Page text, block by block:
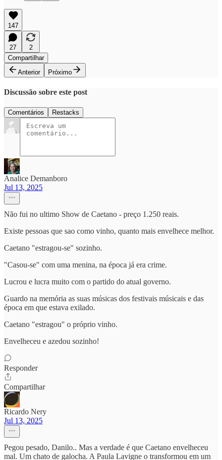
147
27
2
Compartilhar
Anterior
Próximo
Discussão sobre este post
Comentários Restacks
Analice Demanboro
Jul 13, 2025
Não fui no ultimo Show de Caetano - preço 1.250 reais.
Existe pessoas que sao como vinho, quanto mais envelhece melhor.
Caetano "estragou-se" sozinho.
"Casou-se" com uma menina, na época já era crime.
Lucrou e lucra muito com o partido do atual governo.
Guardo na memória as suas músicas dos festivais músicais e das
época em que estava exilado.
Caetano "estragou" o próprio vinho.
Envelheceu e azedou sozinho!
Responder
Compartilhar
Ricardo Nery
Jul 13, 2025
Pegou pesado, Danilo.. Mas a verdade é que Caetano envelheceu
mal. Um chato de galocha. A Paula Lavigne o transformou em um